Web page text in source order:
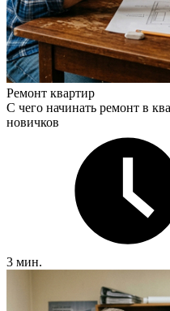
Ремонт квартир
С чего начинать ремонт в
новичков
3 мин.